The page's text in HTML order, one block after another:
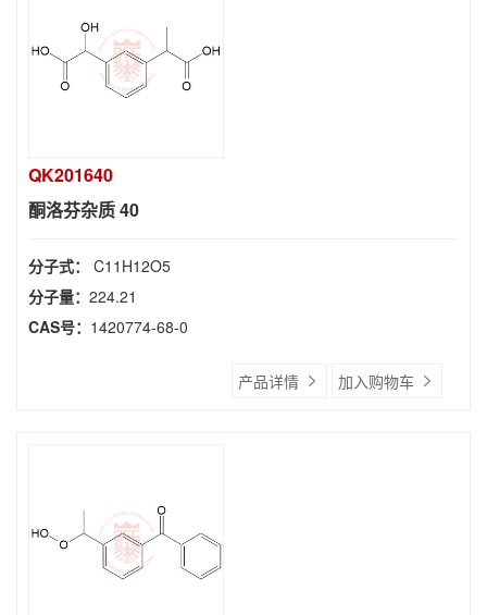
QK201640
酮洛芬杂质 40
分子式： C11H12O5
分子量： 224.21
CAS号： 1420774-68-0
产品详情 加入购物车